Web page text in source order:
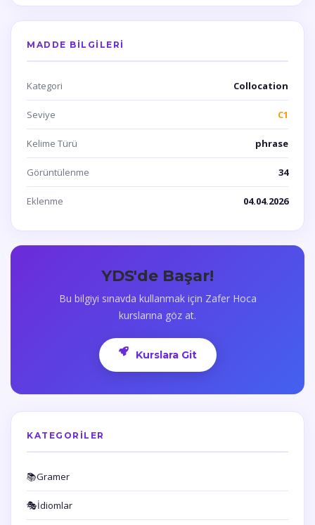
MADDE BILGILERI
Kategori Collocation
Seviye C1
Kelime Türü phrase
Görüntülenme 34
Eklenme 04.04.2026
YDS'de Başar!
Bu bilgiyi sınavda kullanmak için Zafer Hoca
kurslarına göz at.
Kurslara Git
KATEGORILER
📚Gramer
🎭İdiomlar